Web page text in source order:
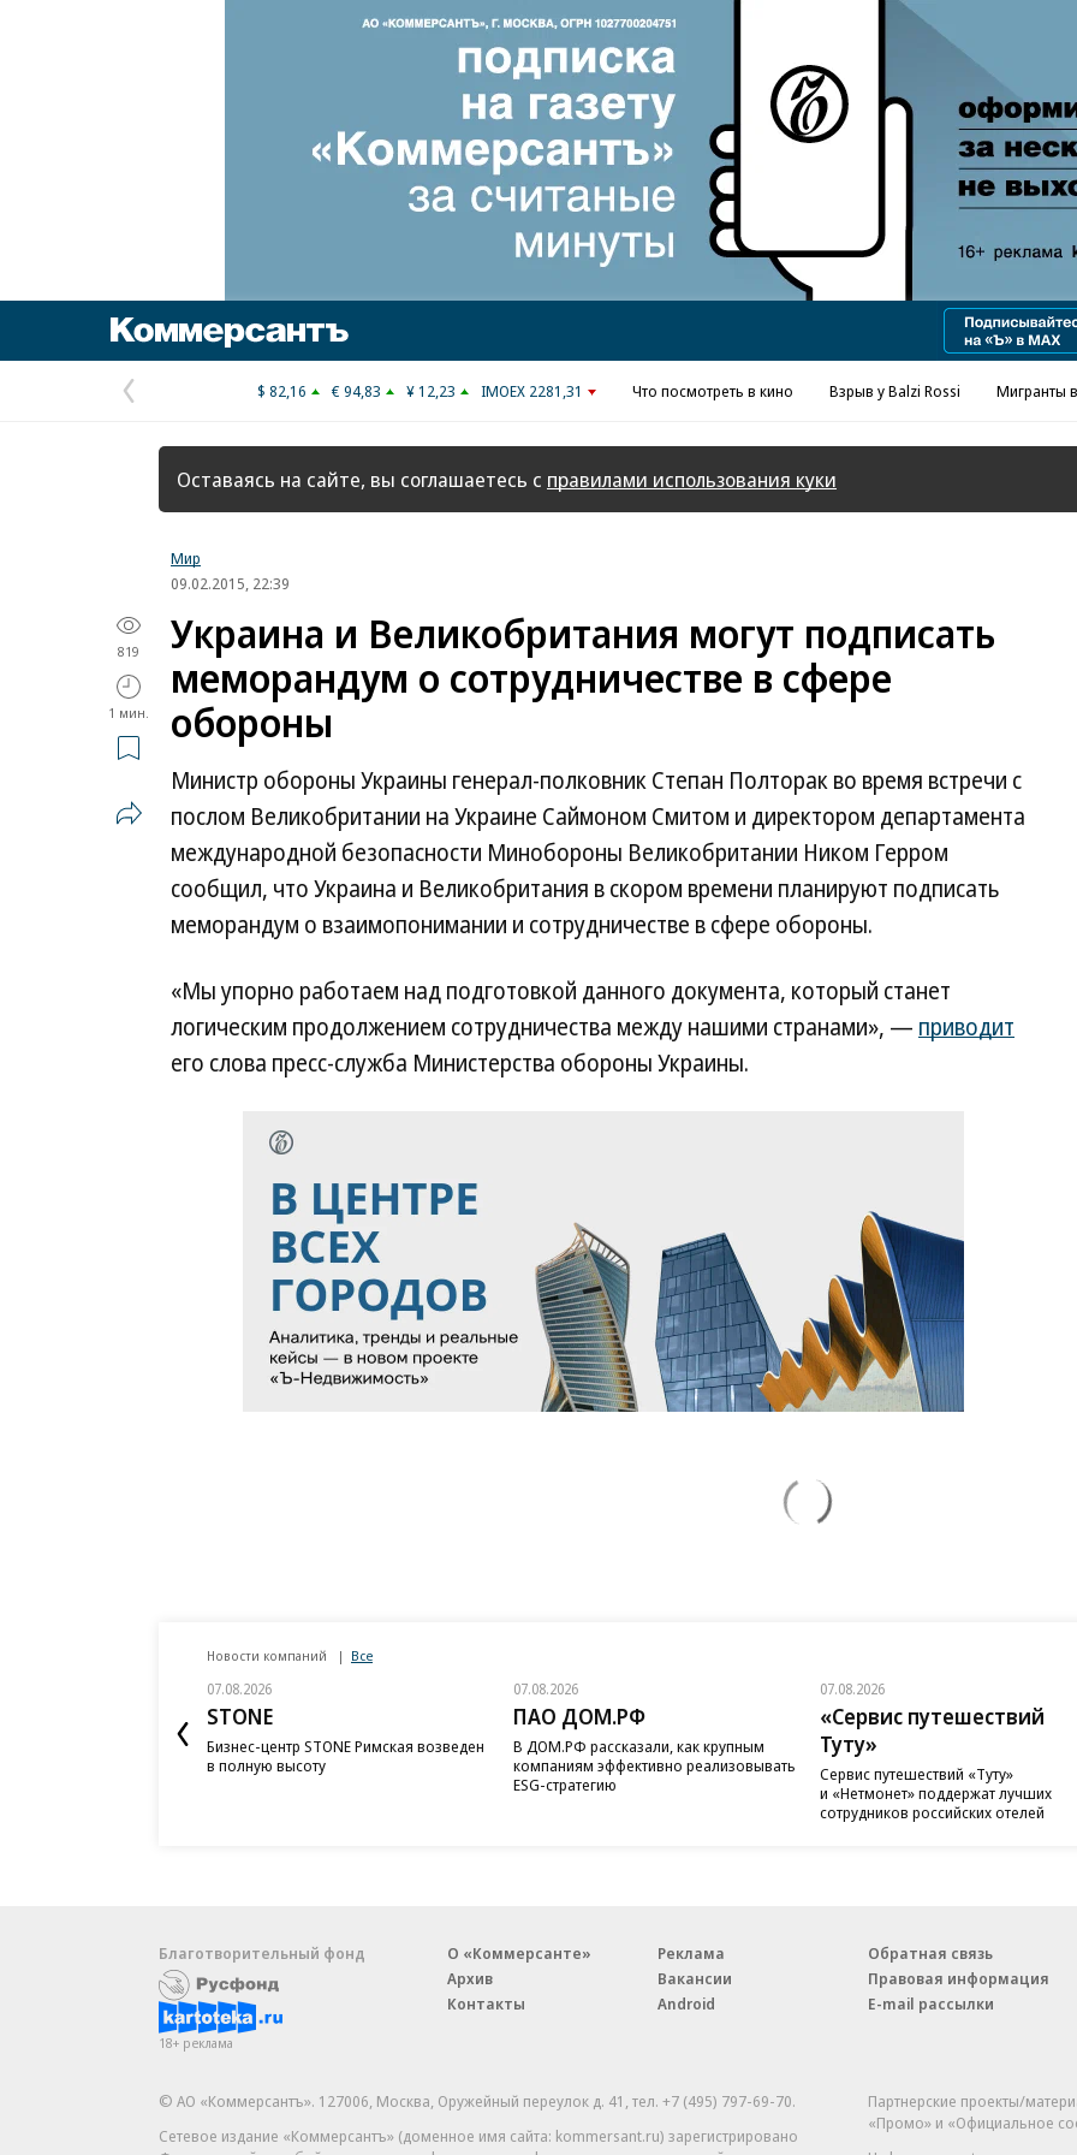
Реклама в «Ъ» www.kommersant.ru/ad
Предыдущая
страница
$ 82,16 € 94,83 ¥ 12,23 IMOEX 2281,31 Что посмотреть в кино Взрыв у Balzi Rossi Мигранты
Оставаясь на сайте, вы соглашаетесь с правилами использования куки
Мир
09.02.2015, 22:39
819
1 мин.
Украина и Великобритания могут подписать
меморандум о сотрудничестве в сфере
обороны
Министр обороны Украины генерал-полковник Степан Полторак во время встречи с
послом Великобритании на Украине Саймоном Смитом и директором департамента
международной безопасности Минобороны Великобритании Ником Герром
сообщил, что Украина и Великобритания в скором времени планируют подписать
меморандум о взаимопонимании и сотрудничестве в сфере обороны.
«Мы упорно работаем над подготовкой данного документа, который станет
логическим продолжением сотрудничества между нашими странами», — приводит
его слова пресс-служба Министерства обороны Украины.
Новости компаний Все
07.08.2026
STONE
Бизнес-центр STONE Римская возведен
в полную высоту
07.08.2026
ПАО ДОМ.РФ
В ДОМ.РФ рассказали, как крупным
компаниям эффективно реализовывать
ESG-стратегию
07.08.2026
«Сервис путешествий
Туту»
Сервис путешествий «Туту»
и «Нетмонет» поддержат лучших
сотрудников российских отелей
Благотворительный фонд
18+ реклама
О «Коммерсанте»
Архив
Контакты
Реклама
Вакансии
Android
Обратная связь
Правовая информация
E-mail рассылки
© АО «Коммерсантъ». 127006, Москва, Оружейный переулок д. 41,тел. +7 (495) 797-69-70.
Сетевое издание «Коммерсантъ» (доменное имя сайта: kommersant.ru) зарегистрировано
Партнерские проекты/
«Промо» и «Официальное